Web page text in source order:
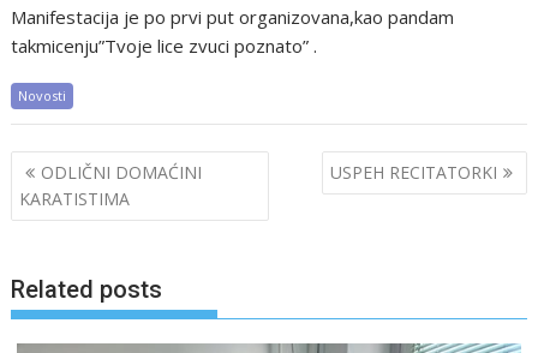
Manifestacija je po prvi put organizovana,kao pandam
takmicenju”Tvoje lice zvuci poznato” .
Novosti
Post
navigation
ODLIČNI DOMAĆINI
KARATISTIMA
USPEH RECITATORKI
Related posts